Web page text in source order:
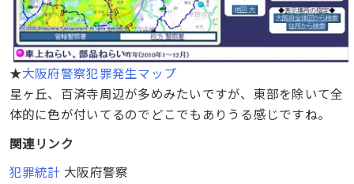
★大阪府警察犯罪発生マップ
星ヶ丘、百済寺周辺が多めみたいですが、東部を除いて全
体的に色が付いてるのでどこでもありうる感じですね。
関連リンク
犯罪統計 大阪府警察